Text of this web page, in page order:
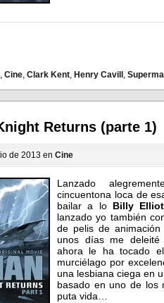
, Cine, Clark Kent, Henry Cavill ,
Returns (parte 1)
de 2013 en Cine
Lanzado
cincuentona loca de
bailar a lo Billy Elliot
lanzado yo también
de pelis de
unos días me
ahora le ha tocado
murciélago por
una lesbiana ciega en
basado en uno de los
puta vida…